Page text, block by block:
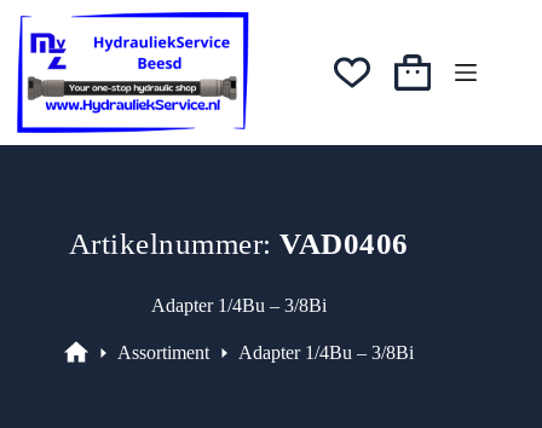
naar
inhoud
was:
€4,23.
€3,60.
Winkelwagen
Artikelnummer:VAD0406
Adapter 1/4Bu – 3/8Bi
Assortiment Adapter 1/4Bu – 3/8Bi